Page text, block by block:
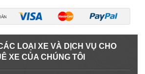
LOẠI XE VÀ DỊCH VỤ CHO
XE CỦA CHÚNG TÔI